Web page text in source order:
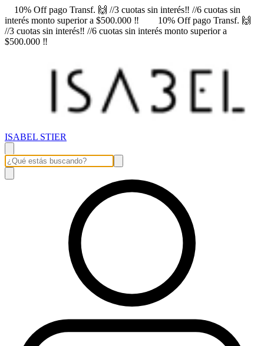
10% Off pago Transf. 🙌 //3 cuotas sin interés‼️ //6 cuotas sin
interés monto superior a $500.000 ‼️
10% Off pago Transf. 🙌
//3 cuotas sin interés‼️ //6 cuotas sin interés monto superior a
$500.000 ‼️
ISABEL STIER